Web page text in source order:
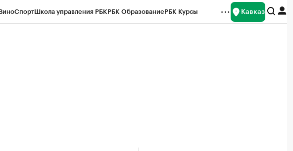
СпортШкола управления РБКРБК ОбразованиеРБК Курсы Кавказ